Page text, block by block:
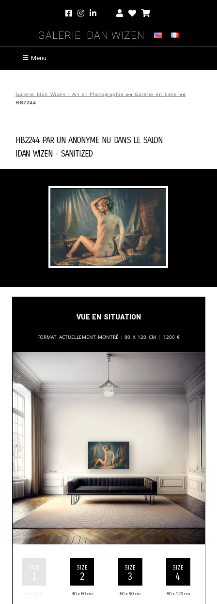
Galerie Idan Wizen
Menu
Galerie Idan Wizen - Art et Photographie »» Galerie en ligne »»
HB2244
HB2244 parUn Anonyme Nu Dans Le Salon
Idan Wizen - Sanitized
Vue en situation
Format actuellement montré : 80 x 120 cm | 1200 €
SIZE
1
SIZE
2
40 x 60 cm
SIZE
3
60 x 90 cm
SIZE
4
80 x 120 cm